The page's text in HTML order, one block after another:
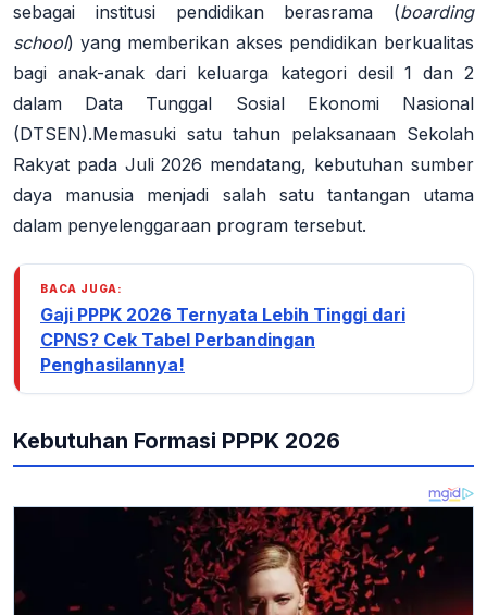
sebagai institusi pendidikan berasrama (boarding
school) yang memberikan akses pendidikan berkualitas
bagi anak-anak dari keluarga kategori desil 1 dan 2
dalam Data Tunggal Sosial Ekonomi Nasional
(DTSEN).Memasuki satu tahun pelaksanaan Sekolah
Rakyat pada Juli 2026 mendatang, kebutuhan sumber
daya manusia menjadi salah satu tantangan utama
dalam penyelenggaraan program tersebut.
BACA JUGA:
Gaji PPPK 2026 Ternyata Lebih Tinggi dari
CPNS? Cek Tabel Perbandingan
Penghasilannya!
Kebutuhan Formasi PPPK 2026